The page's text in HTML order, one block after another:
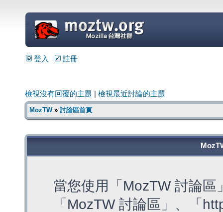
=
登入 註冊
檢視沒有回覆的主題 檢視最近討論的主題
MozTW» 討論區首頁
當您使用「MozTW 討論
「MozTW 討論區」、「